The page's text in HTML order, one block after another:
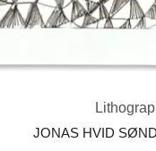
JONAS HVID